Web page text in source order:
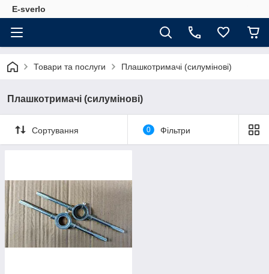
E-sverlo
Товари та послуги Плашкотримачі (силумінові)
Плашкотримачі (силумінові)
Сортування 0 Фільтри